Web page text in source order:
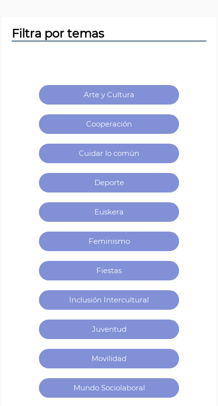
Filtra por temas
Arte y Cultura
Cooperación
Cuidar lo común
Deporte
Euskera
Feminismo
Fiestas
Inclusión Intercultural
Juventud
Movilidad
Mundo Sociolaboral